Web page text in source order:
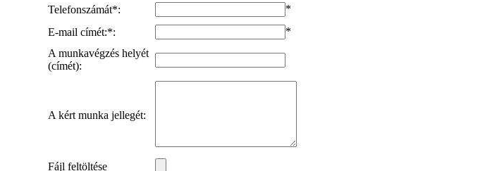
Telefonszámát*:
*
E-mail címét:*:
*
A munkavégzés helyét
(címét):
A kért munka jellegét:
Fájl feltöltése